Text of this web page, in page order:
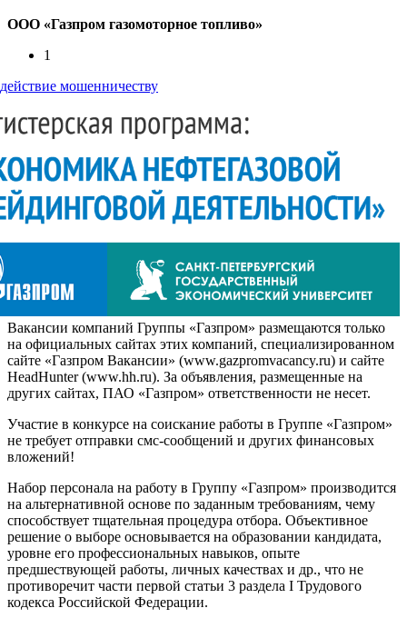
ООО «Газпром газомоторное топливо»
1
мошенничеству
Вакансии компаний Группы «Газпром» размещаются только
на официальных сайтах этих компаний, специализированном
сайте «Газпром Вакансии» (www.gazpromvacancy.ru) и сайте
HeadHunter (www.hh.ru). За объявления, размещенные на
других сайтах, ПАО «Газпром» ответственности не несет.
Участие в конкурсе на соискание работы в Группе «Газпром»
не требует отправки смс-сообщений и других финансовых
вложений!
Набор персонала на работу в Группу «Газпром» производится
на альтернативной основе по заданным требованиям, чему
способствует тщательная процедура отбора. Объективное
решение о выборе основывается на образовании кандидата,
уровне его профессиональных навыков, опыте
предшествующей работы, личных качествах и др., что не
противоречит части первой статьи 3 раздела I Трудового
кодекса Российской Федерации.